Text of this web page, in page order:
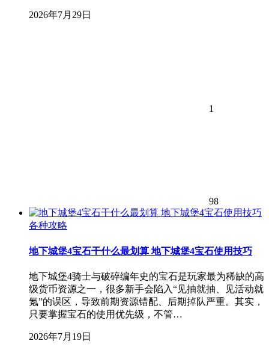
2026年7月29日
1
98
各种攻略
地下城堡4宝石干什么最划算 地下城堡4宝石使用技巧
地下城堡4骑士与破碎编年史的宝石是玩家最为稀缺的高
级货币资源之一，很多新手会陷入“见抽就抽、见活动就
氪”的误区，导致前期资源错配、后期掉队严重。其实，
只要掌握宝石的使用优先级，不管…
2026年7月19日